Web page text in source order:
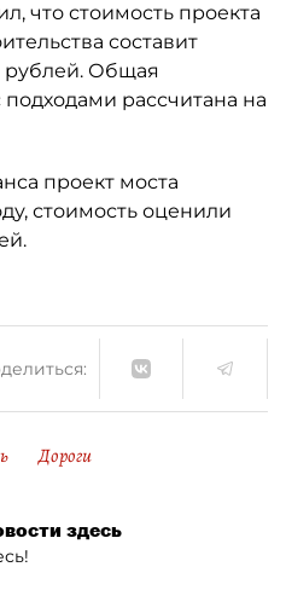
что стоимость проекта
составит
рублей. Общая
рассчитана на
проект моста
стоимость оценили
Дороги
здесь